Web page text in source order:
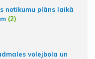
notikumu plāns laikā
(2)
volejbola un